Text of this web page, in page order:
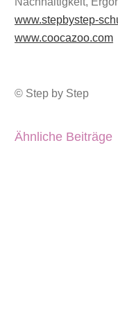
www.stepbystep-
www.coocazoo.com
© Step by Step
Ähnliche Beiträge